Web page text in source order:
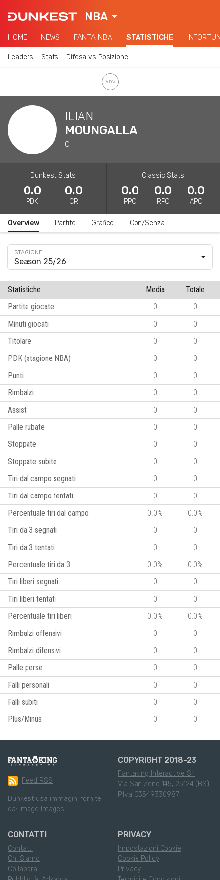
NBA
HOME NEWS FANTA NBA STATISTICHE
Leaders Stats Difesa vs Posizione
ILIAN
MOUNGALLA
G
Dunkest Stats
0.0
PDK
0.0
CR
Classic Stats
0.0
PPG
0.0
RPG
0.0
APG
Overview Partite Grafico Con/Senza
Season 25/26
Statistiche Media
Totale
Partite giocate
0
0
Minuti giocati
0
0
Titolare
0
0
PDK (stagione NBA)
0
0
Punti
0
0
Rimbalzi
0
0
Assist
0
0
Palle rubate
0
0
Stoppate
0
0
Stoppate subite
0
0
Tiri dal campo segnati
0
0
Tiri dal campo tentati
0
0
Percentuale tiri dal campo
0.0%
0.0%
Tiri da 3 segnati
0
0
Tiri da 3 tentati
0
0
Percentuale tiri da 3
0.0%
0.0%
Tiri liberi segnati
0
0
Tiri liberi tentati
0
0
Percentuale tiri liberi
0.0%
0.0%
Rimbalzi offensivi
0
0
Rimbalzi difensivi
0
0
Palle perse
0
0
Falli personali
0
0
Falli subiti
0
0
Plus/Minus
0 0
Feed RSS
Dunkest usa immagini fornite
da: Imago Images
COPYRIGHT 2018-23
Fantaking Interactive Srl
Via San Zeno 145, 25124 (BS)
P.Iva 03549330987
CONTATTI
Contatti
Chi Siamo
Collabora
PRIVACY
Impostazioni Cookie
Cookie Policy
Privacy